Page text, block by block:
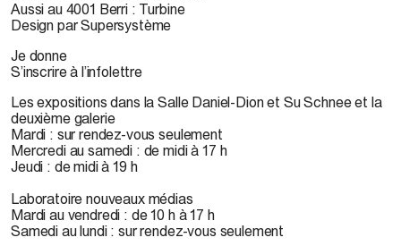
Aussi au 4001 Berri : Turbine
Design par Supersystème
Je donne
S’inscrire à l’infolettre
Les expositions dans la Salle Daniel-Dion et Su Schnee et la
deuxième galerie
Mardi : sur rendez-vous seulement
Mercredi au samedi : de midi à 17 h
Jeudi : de midi à 19 h
Laboratoire nouveaux médias
Mardi au vendredi : de 10 h à 17 h
Samedi au lundi : sur rendez-vous seulement